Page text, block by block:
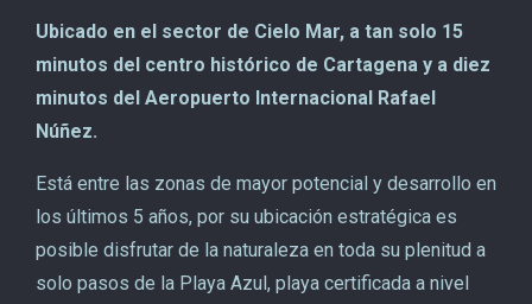
Ubicado en el sector de Cielo Mar, a tan solo 15
minutos del centro histórico de Cartagena y a diez
minutos del Aeropuerto Internacional Rafael
Núñez.
Está entre las zonas de mayor potencial y desarrollo en
los últimos 5 años, por su ubicación estratégica es
posible disfrutar de la naturaleza en toda su plenitud a
solo pasos de la Playa Azul, playa certificada a nivel